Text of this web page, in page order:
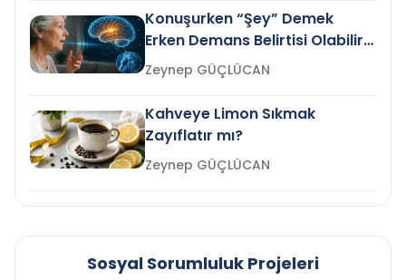
Konuşurken “Şey” Demek
Erken Demans Belirtisi Olabilir
mi?
Zeynep GÜÇLÜCAN
Kahveye Limon Sıkmak
Zayıflatır mı?
Zeynep GÜÇLÜCAN
Sosyal Sorumluluk Projeleri